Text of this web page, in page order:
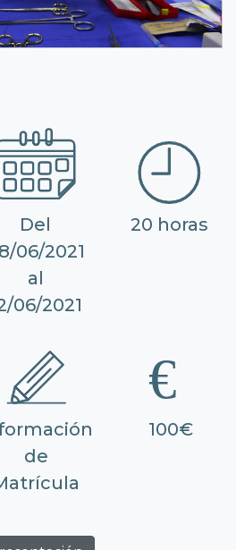
Del
06/2021
al
06/2021
20 horas
de
100€